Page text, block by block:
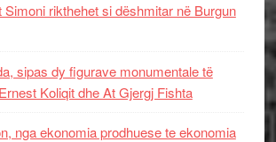
Simoni rikthehet si dëshmitar në Burgun
sipas dy figurave monumentale të
Koliqit dhe At Gjergj Fishta
nga ekonomia prodhuese te ekonomia